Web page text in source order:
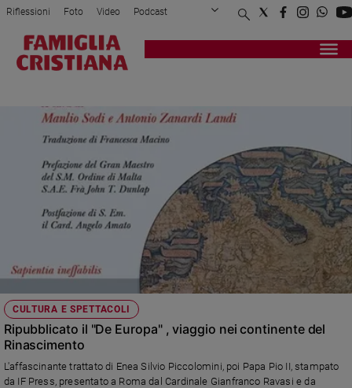
Attualità
Politica
Mondo
Economia
Legalità
giustizia
Papa
Papa
Chiesa
Chiesa
Riflessioni Foto Video Podcast
Privacy Policy Chi siamo
Registrati Redazione
CULTURA E SPETTACOLI
Ripubblicato il "De Europa" , viaggio nei continente del
Rinascimento
L'affascinante trattato di Enea Silvio Piccolomini, poi Papa Pio II, stampato
da IF Press, presentato a Roma dal Cardinale Gianfranco Ravasi e da